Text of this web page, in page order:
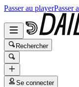
Passer au playerPasser
Rechercher
Se connecter